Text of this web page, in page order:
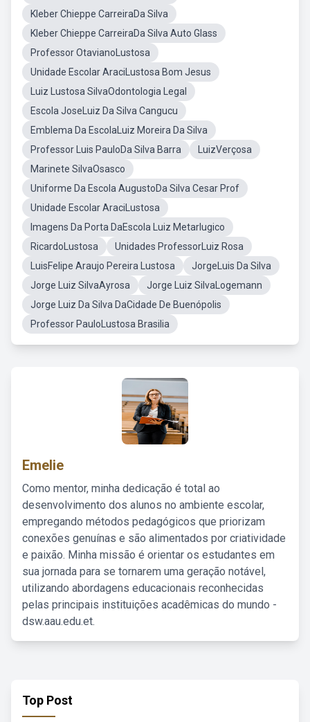
Kleber Chieppe CarreiraDa Silva
Kleber Chieppe CarreiraDa Silva Auto Glass
Professor OtavianoLustosa
Unidade Escolar AraciLustosa Bom Jesus
Luiz Lustosa SilvaOdontologia Legal
Escola JoseLuiz Da Silva Cangucu
Emblema Da EscolaLuiz Moreira Da Silva
Professor Luis PauloDa Silva Barra
LuizVerçosa
Marinete SilvaOsasco
Uniforme Da Escola AugustoDa Silva Cesar Prof
Unidade Escolar AraciLustosa
Imagens Da Porta DaEscola Luiz Metarlugico
RicardoLustosa
Unidades ProfessorLuiz Rosa
LuisFelipe Araujo Pereira Lustosa
JorgeLuis Da Silva
Jorge Luiz SilvaAyrosa
Jorge Luiz SilvaLogemann
Jorge Luiz Da Silva DaCidade De Buenópolis
Professor PauloLustosa Brasilia
Emelie
Como mentor, minha dedicação é total ao
desenvolvimento dos alunos no ambiente escolar,
empregando métodos pedagógicos que priorizam
conexões genuínas e são alimentados por criatividade
e paixão. Minha missão é orientar os estudantes em
sua jornada para se tornarem uma geração notável,
utilizando abordagens educacionais reconhecidas
pelas principais instituições acadêmicas do mundo -
dsw.aau.edu.et.
Top Post